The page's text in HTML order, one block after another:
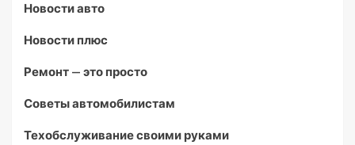
Новости авто
Новости плюс
Ремонт — это просто
Советы автомобилистам
Техобслуживание своими руками